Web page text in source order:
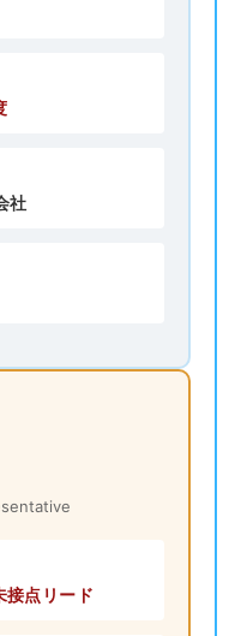
社
接点リード